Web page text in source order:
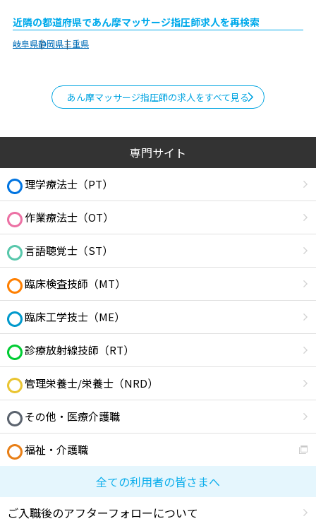
近隣の都道府県であん摩マッサージ指圧師求人を再検索
岐阜県静岡県三重県
あん摩マッサージ指圧師の求人をすべて見る
専門サイト
理学療法士（PT）
作業療法士（OT）
言語聴覚士（ST）
臨床検査技師（MT）
臨床工学技士（ME）
診療放射線技師（RT）
管理栄養士/栄養士（NRD）
その他・医療介護職
福祉・介護職
全ての利用者の皆さまへ
ご入職後のアフターフォローについて